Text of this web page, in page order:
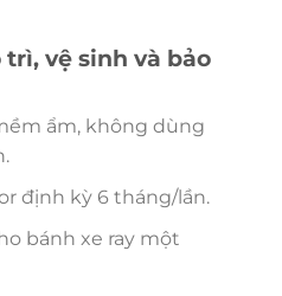
trì, vệ sinh và bảo
ẩm, không dùng
định kỳ 6 tháng/lần.
bánh xe ray một